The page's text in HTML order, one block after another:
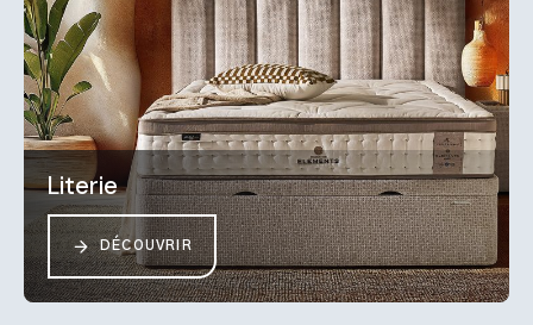
Literie
DÉCOUVRIR